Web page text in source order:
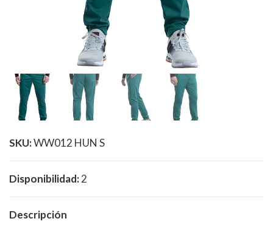
SKU:WW012 HUN S
Disponibilidad:2
Descripción